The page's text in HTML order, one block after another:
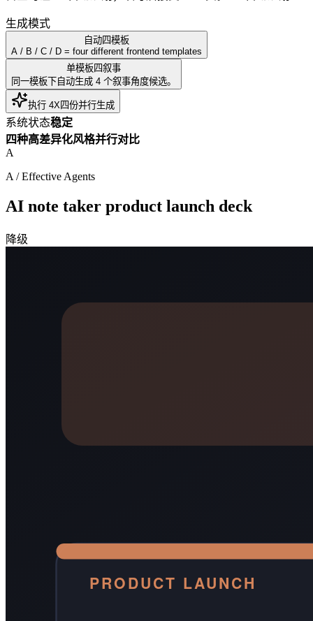
生成模式
自动四模板
A / B / C / D = four different frontend templates
单模板四叙事
同一模板下自动生成 4 个叙事角度候选。
执行 4X四份并行生成
系统状态稳定
四种高差异化风格并行对比
A
A /Effective Agents
AI note taker product launch deck
降级